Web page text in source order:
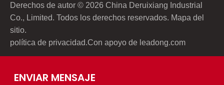
Derechos de autor © 2026 China Deruixiang Industrial
Co., Limited. Todos los derechos reservados. Mapa del
sitio.
política de privacidad.Con apoyo de leadong.com
ENVIAR MENSAJE